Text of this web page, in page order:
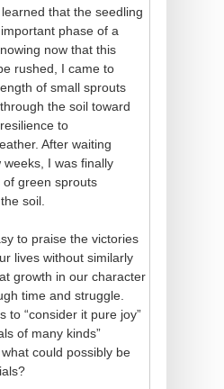
that the seedling
phase of a
now that this
rushed, I came to
of small sprouts
the soil toward
to
After waiting
I was finally
green sprouts
soil.
to praise the victories
lives without similarly
growth in our character
time and struggle.
to “consider it pure joy”
of many kinds”
could possibly be